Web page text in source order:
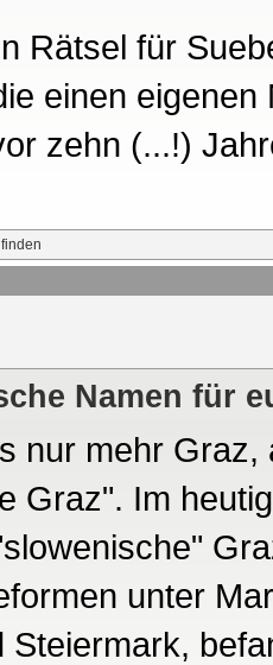
Rätsel für
einen
zehn (...!)
Namen für
nur mehr
Graz". Im
unter
Steiermark,